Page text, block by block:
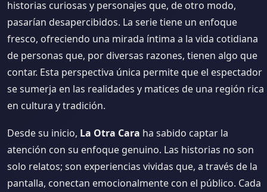
historias curiosas y personajes que, de otro modo,
pasarían desapercibidos. La serie tiene un enfoque
fresco, ofreciendo una mirada íntima a la vida cotidiana
de personas que, por diversas razones, tienen algo que
contar. Esta perspectiva única permite que el espectador
se sumerja en las realidades y matices de una región rica
en cultura y tradición.
Desde su inicio, La Otra Cara ha sabido captar la
atención con su enfoque genuino. Las historias no son
solo relatos; son experiencias vividas que, a través de la
pantalla, conectan emocionalmente con el público. Cada